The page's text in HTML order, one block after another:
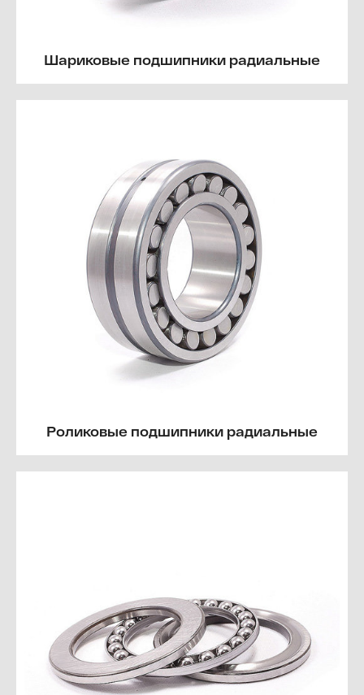
Шариковые подшипники радиальные
Роликовые подшипники радиальные